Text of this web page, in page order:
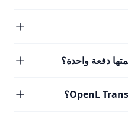
دفعة واحدة؟